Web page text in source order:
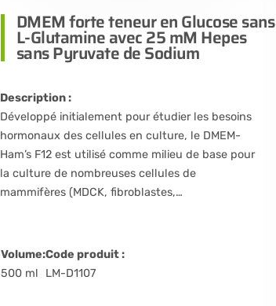
DMEM forte teneur en Glucose sans
L-Glutamine avec 25 mM Hepes
sans Pyruvate de Sodium
Description :
Développé initialement pour étudier les besoins
hormonaux des cellules en culture, le DMEM-
Ham’s F12 est utilisé comme milieu de base pour
la culture de nombreuses cellules de
mammifères (MDCK, fibroblastes,…
Volume:
500 ml
Code produit :
LM-D1107